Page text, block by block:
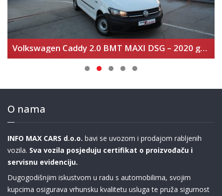
Volkswagen Caddy 2.0 BMT MAXI DSG – 2020 god Volkswagen Arteon
O nama
INFO MAX CARS d.o.o. bavi se uvozom i prodajom rabljenih
vozila. Sva vozila posjeduju certifikat o proizvođaču i
servisnu evidenciju.
Dugogodišnjim iskustvom u radu s automobilima, svojim
kupcima osigurava vrhunsku kvalitetu usluga te pruža sigurnost